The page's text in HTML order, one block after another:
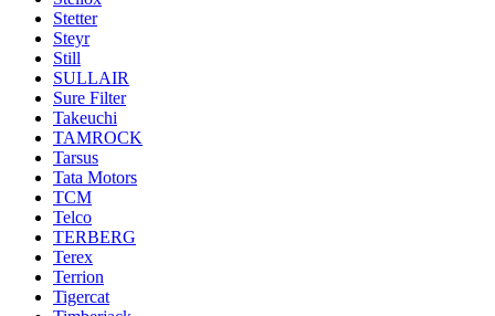
Stetter
Steyr
Still
SULLAIR
Sure Filter
Takeuchi
TAMROCK
Tarsus
Tata Motors
TCM
Telco
TERBERG
Terex
Terrion
Tigercat